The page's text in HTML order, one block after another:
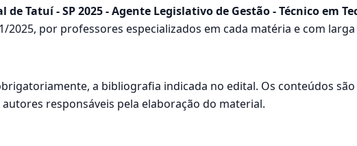
Tatuí - SP 2025 - Agente Legislativo de Gestão - Técnico em
2025, por professores especializados em cada matéria e com
a bibliografia indicada no edital. Os conteúdos
responsáveis pela elaboração do material.